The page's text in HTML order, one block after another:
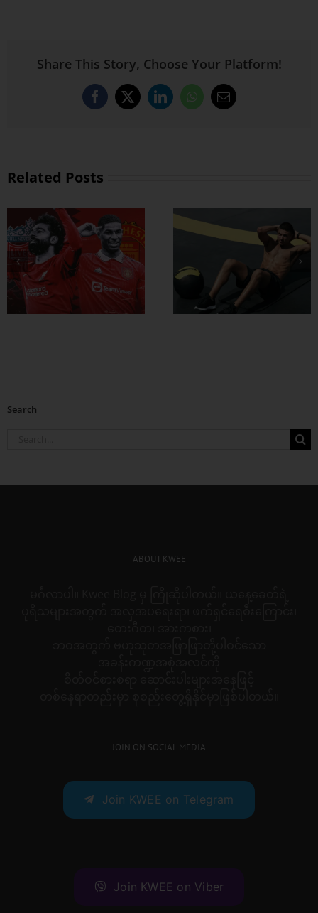
Share This Story, Choose Your Platform!
Facebook
X LinkedInWhatsApp
Email
Related Posts
ထိထိရောက်ရောက်
ဗိုက်ခေါက် အဆီ
တွေ ချဖို့
Search
ABOUT KWEE
JOIN ON SOCIAL MEDIA
Join KWEE on Telegram
Join KWEE on Viber